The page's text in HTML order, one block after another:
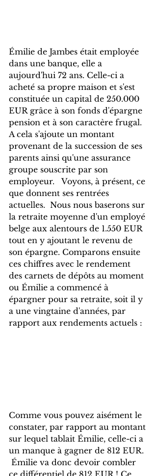
Émilie de Jambes était employée
dans une banque, elle a
aujourd'hui 72 ans. Celle-ci a
acheté sa propre maison et s'est
constituée un capital de 250.000
EUR grâce à son fonds d'épargne
pension et à son caractère frugal.
A cela s'ajoute un montant
provenant de la succession de ses
parents ainsi qu'une assurance
groupe souscrite par son
employeur.   Voyons, à présent, ce
que donnent ses rentrées
actuelles.  Nous nous baserons sur
la retraite moyenne d'un employé
belge aux alentours de 1.550 EUR
tout en y ajoutant le revenu de
son épargne. Comparons ensuite
ces chiffres avec le rendement
des carnets de dépôts au moment
ou Émilie a commencé à
épargner pour sa retraite, soit il y
a une vingtaine d'années, par
rapport aux rendements actuels :
Comme vous pouvez aisément le
constater, par rapport au montant
sur lequel tablait Émilie, celle-ci a
un manque à gagner de 812 EUR.
Émilie va donc devoir combler